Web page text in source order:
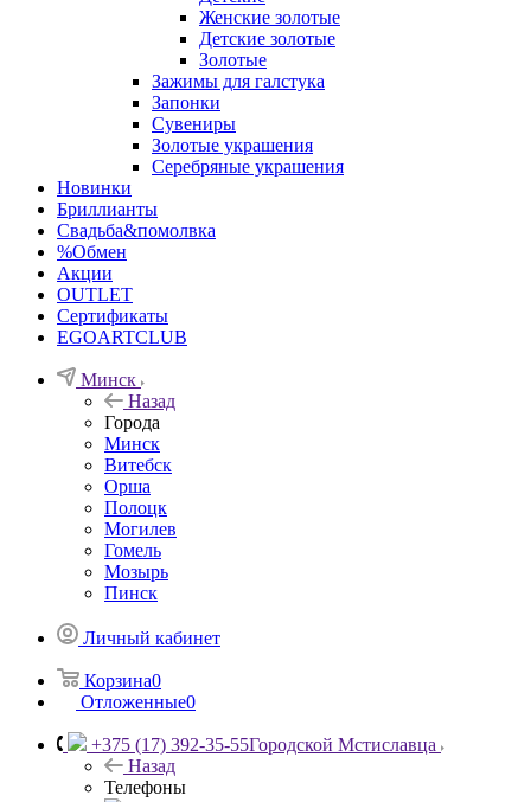
Женские золотые
Детские золотые
Золотые
Зажимы для галстука
Запонки
Сувениры
Золотые украшения
Серебряные украшения
Новинки
Бриллианты
Свадьба&помолвка
%Обмен
Акции
OUTLET
Сертификаты
EGOARTCLUB
Минск
Назад
Города
Минск
Витебск
Орша
Полоцк
Могилев
Гомель
Мозырь
Пинск
Личный кабинет
Корзина0
Отложенные0
+375 (17) 392-35-55Городской Мстиславца
Назад
Телефоны